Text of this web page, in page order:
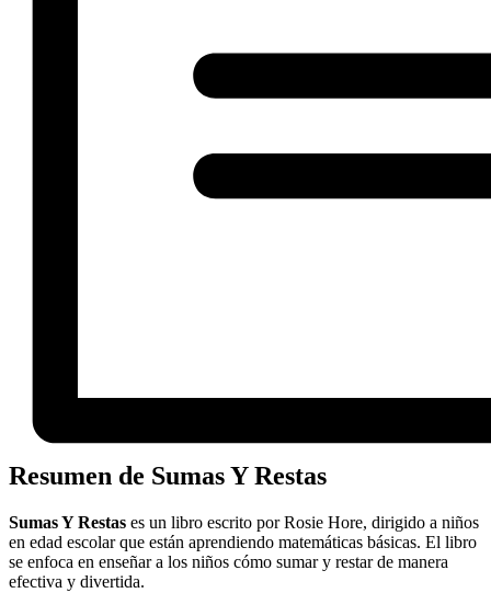
Resumen de Sumas Y Restas
Sumas Y Restas es un libro escrito por Rosie Hore, dirigido a niños
en edad escolar que están aprendiendo matemáticas básicas. El libro
se enfoca en enseñar a los niños cómo sumar y restar de manera
efectiva y divertida.